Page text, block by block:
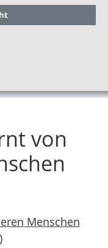
Menschen
von
Menschen
)